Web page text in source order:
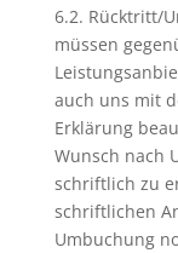
6.2. Rücktritt/
müssen
auch uns mit
Erklärung
Wunsch nach
schriftlich zu
schriftlichen
Umbuchung